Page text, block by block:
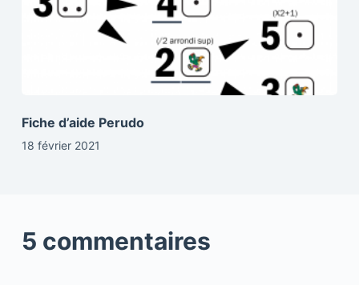
Fiche d’aide Perudo
18 février 2021
5 commentaires